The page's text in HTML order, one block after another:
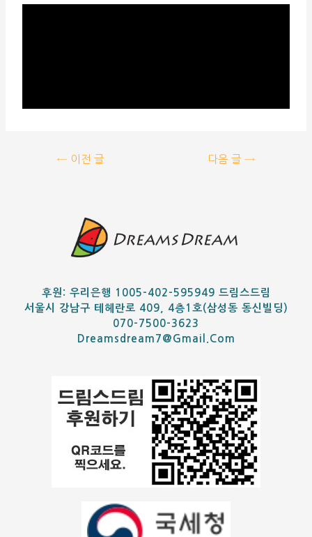
←이전 글 다음 글→
후원: 우리은행 1005-402-595949 드림스드림
서울시 강남구 테헤란로 409, 4층1호(삼성동 동신빌딩)
070-7500-3623
Dreamsdream7@gmail.com